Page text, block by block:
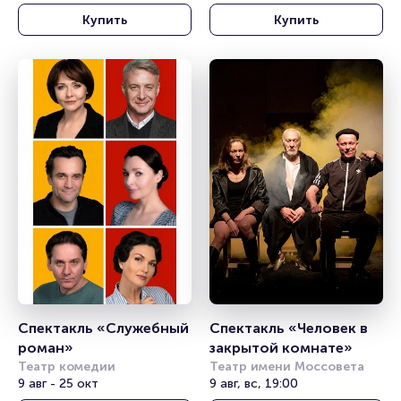
Купить Купить
Спектакль «Служебный
роман»
Театр комедии
9 авг - 25 окт
Спектакль «Человек в
закрытой комнате»
Театр имени Моссовета
9 авг, вс, 19:00